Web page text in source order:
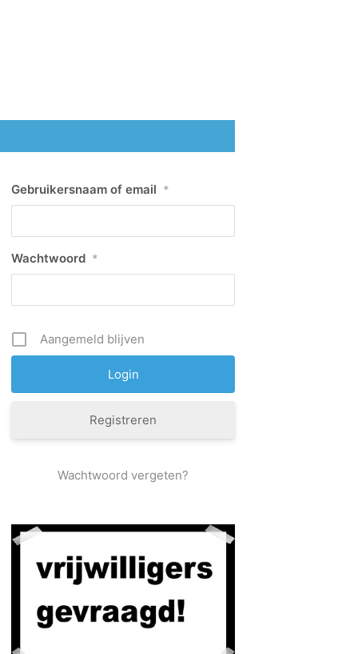
Gebruikersnaam of email *
Wachtwoord *
Aangemeld blijven
Registreren
Wachtwoord vergeten?